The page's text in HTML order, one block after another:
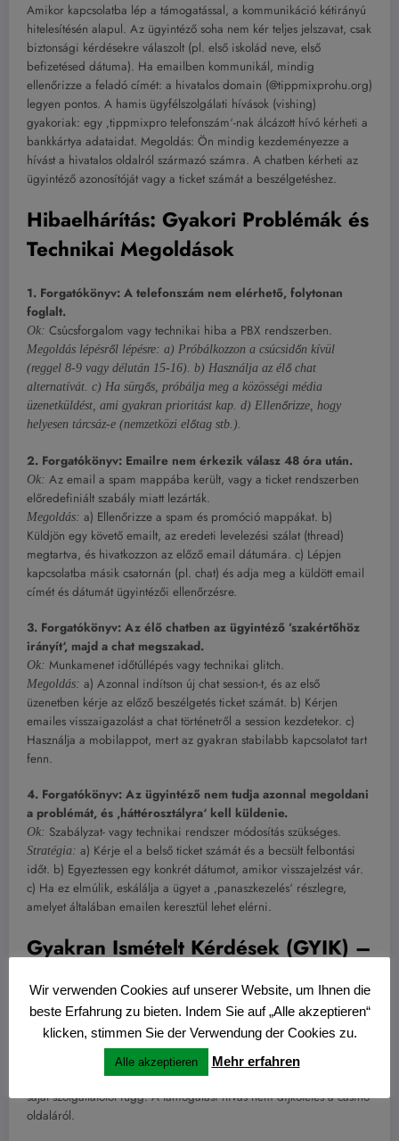
Amikor kapcsolatba lép a támogatással, a kommunikáció kétirányú
hitelesítésén alapul. Az ügyintéző soha nem kér teljes jelszavat, csak
biztonsági kérdésekre válaszolt (pl. első iskolád neve, első
befizetésed dátuma). Ha emailben kommunikál, mindig
ellenőrizze a feladó címét: a hivatalos domain (@tippmixprohu.org)
legyen pontos. A hamis ügyfélszolgálati hívások (vishing)
gyakoriak: egy ‚tippmixpro telefonszám‘-nak álcázott hívó kérheti a
bankkártya adataidat. Megoldás: Ön mindig kezdeményezze a
hívást a hivatalos oldalról származó számra. A chatben kérheti az
ügyintéző azonosítóját vagy a ticket számát a beszélgetéshez.
Hibaelhárítás: Gyakori Problémák és
Technikai Megoldások
1. Forgatókönyv: A telefonszám nem elérhető, folytonan
foglalt.
Ok: Csúcsforgalom vagy technikai hiba a PBX rendszerben.
Megoldás lépésről lépésre: a) Próbálkozzon a csúcsidőn kívül
(reggel 8-9 vagy délután 15-16). b) Használja az élő chat
alternatívát. c) Ha sürgős, próbálja meg a közösségi média
üzenetküldést, ami gyakran prioritást kap. d) Ellenőrizze, hogy
helyesen tárcsáz-e (nemzetközi előtag stb.).
2. Forgatókönyv: Emailre nem érkezik válasz 48 óra után.
Ok: Az email a spam mappába került, vagy a ticket rendszerben
előredefiniált szabály miatt lezárták.
Megoldás: a) Ellenőrizze a spam és promóció mappákat. b)
Küldjön egy követő emailt, az eredeti levelezési szálat (thread)
megtartva, és hivatkozzon az előző email dátumára. c) Lépjen
kapcsolatba másik csatornán (pl. chat) és adja meg a küldött email
címét és dátumát ügyintézői ellenőrzésre.
3. Forgatókönyv: Az élő chatben az ügyintéző ’szakértőhöz
irányít‘, majd a chat megszakad.
Ok: Munkamenet időtúllépés vagy technikai glitch.
Megoldás: a) Azonnal indítson új chat session-t, és az első
üzenetben kérje az előző beszélgetés ticket számát. b) Kérjen
emailes visszaigazolást a chat történetről a session kezdetekor. c)
Használja a mobilappot, mert az gyakran stabilabb kapcsolatot tart
fenn.
4. Forgatókönyv: Az ügyintéző nem tudja azonnal megoldani
a problémát, és ‚háttérosztályra‘ kell küldenie.
Ok: Szabályzat- vagy technikai rendszer módosítás szükséges.
Stratégia: a) Kérje el a belső ticket számát és a becsült felbontási
időt. b) Egyeztessen egy konkrét dátumot, amikor visszajelzést vár.
c) Ha ez elmúlik, eskálálja a ügyet a ‚panaszkezelés‘ részlegre,
amelyet általában emailen keresztül lehet elérni.
Gyakran Ismételt Kérdések (GYIK) –
1. K: Mi a pontos tippmixpro telefonszámés díjszabása?
A: A hivatalos telefonszám kizárólag a
https://tippmixprohu.org/kapcsolat/ oldalon található, és változhat.
Általában helyi vagy nemzetközi diaszabású lehet; a hívás díja a
saját szolgáltatótól függ. A támogatási hívás nem díjköteles a casino
oldaláról.
Wir verwenden Cookies auf unserer Website, um Ihnen die
beste Erfahrung zu bieten. Indem Sie auf „Alle akzeptieren“
klicken, stimmen Sie der Verwendung der Cookies zu.
Alle akzeptieren Mehr erfahren